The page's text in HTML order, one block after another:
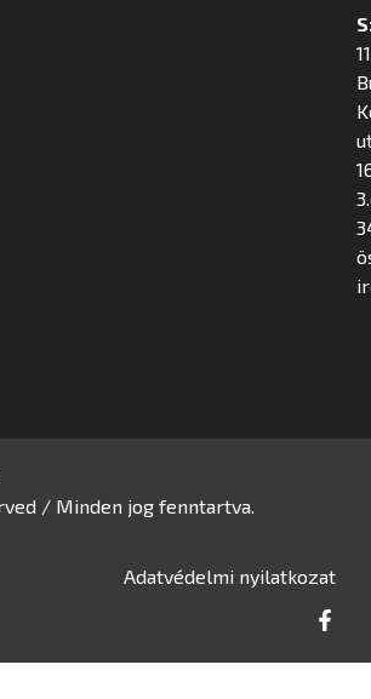
/ Minden jog fenntartva.
Adatvédelmi nyilatkozat